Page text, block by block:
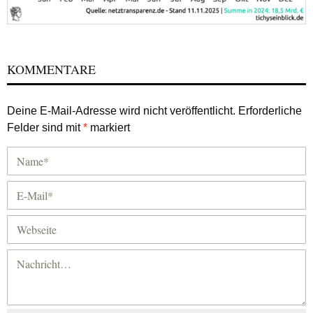
KOMMENTARE
Deine E-Mail-Adresse wird nicht veröffentlicht. Erforderliche
Felder sind mit* markiert